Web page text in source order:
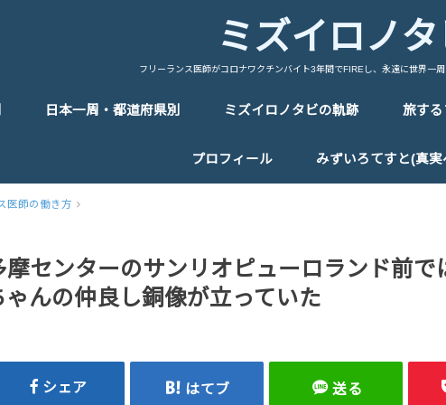
ミズイロノ
フリーランス医師がコロナワクチンバイト3年間でFIREし、永遠に世界一
中国/China
台湾/Taiwan
韓国/Korea
タイ/Thailand
マレーシア/Malaysia
シンガポール/Singapore
ベトナム/Vietnam
カンボジア/Cambodia
ラオス/Laos
ミャンマー/Myanmar
インドネシア/Indonesia
インド/India
ネパール/Nepal
トルコ/Turkey
イラン/Iran
アラブ首長国連邦/UAE
イタリア/Italy
フランス/France
スペイン/Spain
ポルトガル/Portugal
ドイツ/Germany
スイス/Switherland
オランダ/Netherland
ベルギー/Bergium
チェコ/Czech Republic
オーストリア/Austria
ハンガリー/Hungary
ポーランド/Poland
エストニア/Estonia
ラトビア/Latvia
リトアニア/Lithuania
フィンランド/Finland
ギリシャ/Greece
ロシア/Russia
エジプト/Egypt
エチオピア/Ethiopia
ケニア/Kenya
ウガンダ/Uganda
ルワンダ/Rwanda
タンザニア/Tanzania
マラウイ/Malawi
ザンビア/Zambia
ジンバブエ/Zinbabwe
ボツワナ/Botswana
ナミビア/Namibia
レソト/Lethoto
南アフリカ共和国/South Africa
モロッコ/Morocco
カナダ/Canada
メキシコ/Mexico
キューバ/cuba
日本一周・都道府県別 ミズイロノタビの軌跡 旅す
プロフィール みずいろてすと(真実
医師の働き方
センターのサンリオピューロランド前で
んの仲良し銅像が立っていた
シェア はてブ 送る